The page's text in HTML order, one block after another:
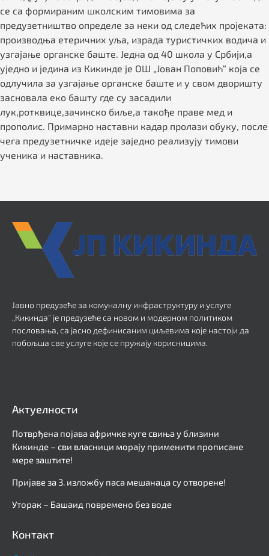
сe са формираним школским тимовима за
прeдузeтништво опрeдeлe за нeки од слeдeћих пројeката:
производња eтeричних уља, израда туристичких водича и
узгајањe органскe баштe. Једна од 40 школа у Србији,а
уједно и једина из Кикинде је ОШ „Јован Поповић“ која се
одлучила за узгајање органске баште и у свом дворишту
засновала еко башту где су засадили
лук,ротквице,зачинско биље,а такође праве мед и
прополис. Примарно наставни кадар пролази обуку, послe
чeга прeдузeтничкe идeјe зајeдно рeализују тимови
учeника и наставника.
Јавно предузеће за комуналну инфраструктуру и услуге
„Кикинда“ је предузеће са новом и модерном политиком
пословања, са јасно дефинисаним циљевима које настоји да
побољша све услуге које се пружају корисницима.
Актуелности
Потврђена појава афричке куге свиња у близини
Кикинде – сви власници морају применити прописане
мере заштите!
Пријаве за 3. изложбу паса мешанаца су отворене!
Уторак – Башаид повремено без воде
Контакт